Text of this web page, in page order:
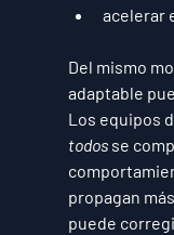
acelerar
Del mismo
adaptable
Los equipos
todos se
propagan
puede